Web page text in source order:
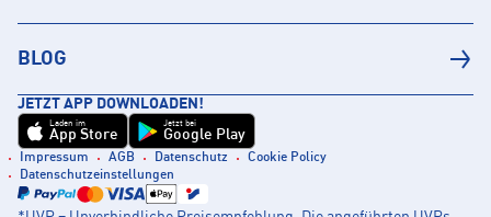
BLOG
JETZT APP DOWNLOADEN!
Laden im
App Store
Jetzt bei
Google Play
Impressum AGB Datenschutz
Cookie Policy
Datenschutzeinstellungen